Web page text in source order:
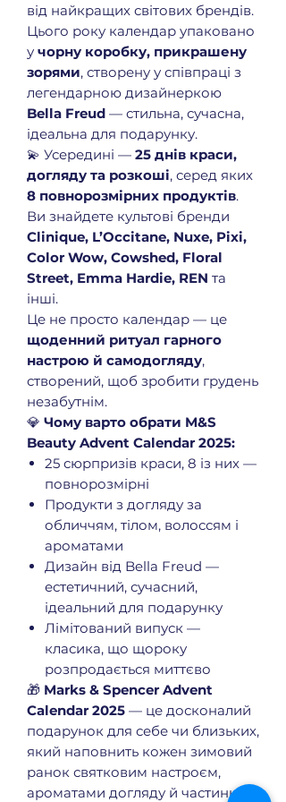
від найкращих світових брендів.
Цього року календар упаковано
у чорну коробку, прикрашену
зорями, створену у співпраці з
легендарною дизайнеркою
Bella Freud — стильна, сучасна,
ідеальна для подарунку.
💫 Усередині — 25 днів краси,
догляду та розкоші, серед яких
8 повнорозмірних продуктів.
Ви знайдете культові бренди
Clinique, L’Occitane, Nuxe, Pixi,
Color Wow, Cowshed, Floral
Street, Emma Hardie, REN та
інші.
Це не просто календар — це
щоденний ритуал гарного
настрою й самодогляду,
створений, щоб зробити грудень
незабутнім.
💎 Чому варто обрати M&S
Beauty Advent Calendar 2025:
25 сюрпризів краси, 8 із них —
повнорозмірні
Продукти з догляду за
обличчям, тілом, волоссям і
ароматами
Дизайн від Bella Freud —
естетичний, сучасний,
ідеальний для подарунку
Лімітований випуск —
класика, що щороку
розпродається миттєво
🎁 Marks & Spencer Advent
Calendar 2025 — це досконалий
подарунок для себе чи близьких,
який наповнить кожен зимовий
ранок святковим настроєм,
ароматами догляду й частинкою